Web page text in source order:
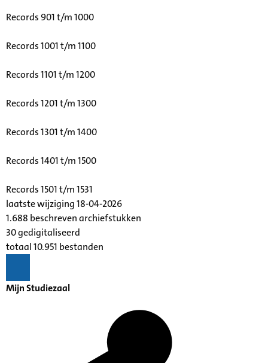
Records 901 t/m 1000
Records 1001 t/m 1100
Records 1101 t/m 1200
Records 1201 t/m 1300
Records 1301 t/m 1400
Records 1401 t/m 1500
Records 1501 t/m 1531
laatste wijziging 18-04-2026
1.688 beschreven archiefstukken
30 gedigitaliseerd
totaal 10.951 bestanden
Mijn Studiezaal